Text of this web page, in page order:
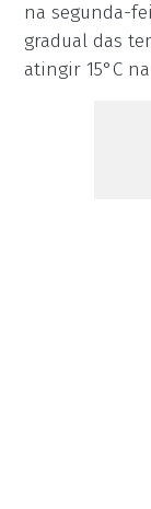
na segunda-
gradual das
atingir 15°C